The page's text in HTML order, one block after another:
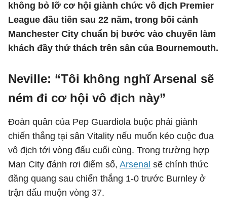
không bỏ lỡ cơ hội giành chức vô địch Premier
League đầu tiên sau 22 năm, trong bối cảnh
Manchester City chuẩn bị bước vào chuyến làm
khách đầy thử thách trên sân của Bournemouth.
Neville: “Tôi không nghĩ Arsenal sẽ
ném đi cơ hội vô địch này”
Đoàn quân của Pep Guardiola buộc phải giành
chiến thắng tại sân Vitality nếu muốn kéo cuộc đua
vô địch tới vòng đấu cuối cùng. Trong trường hợp
Man City đánh rơi điểm số, Arsenal sẽ chính thức
đăng quang sau chiến thắng 1-0 trước Burnley ở
trận đấu muộn vòng 37.